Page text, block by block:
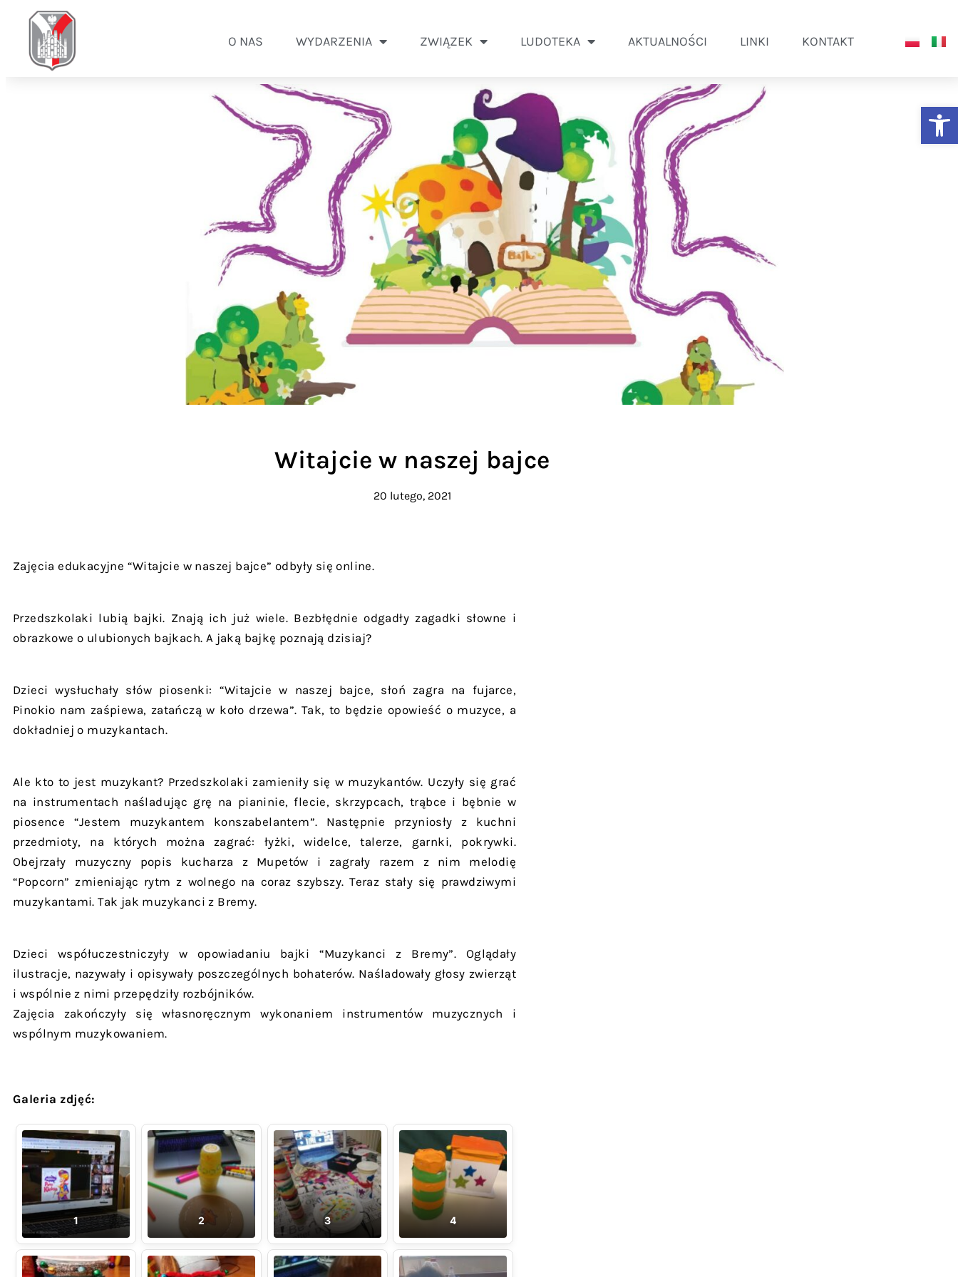
O NAS WYDARZENIA ZWIĄZEK LUDOTEKA AKTUALNOŚCI LINKI KONTAKT
Witajcie w naszej bajce
20 lutego, 2021
Zajęcia edukacyjne “Witajcie w naszej bajce” odbyły się online.
Przedszkolaki lubią bajki. Znają ich już wiele. Bezbłędnie odgadły zagadki słowne i
obrazkowe o ulubionych bajkach. A jaką bajkę poznają dzisiaj?
Dzieci wysłuchały słów piosenki: “Witajcie w naszej bajce, słoń zagra na fujarce,
Pinokio nam zaśpiewa, zatańczą w koło drzewa”. Tak, to będzie opowieść o muzyce, a
dokładniej o muzykantach.
Ale kto to jest muzykant? Przedszkolaki zamieniły się w muzykantów. Uczyły się grać
na instrumentach naśladując grę na pianinie, flecie, skrzypcach, trąbce i bębnie w
piosence “Jestem muzykantem konszabelantem”. Następnie przyniosły z kuchni
przedmioty, na których można zagrać: łyżki, widelce, talerze, garnki, pokrywki.
Obejrzały muzyczny popis kucharza z Mupetów i zagrały razem z nim melodię
“Popcorn” zmieniając rytm z wolnego na coraz szybszy. Teraz stały się prawdziwymi
muzykantami. Tak jak muzykanci z Bremy.
Dzieci współuczestniczyły w opowiadaniu bajki “Muzykanci z Bremy”. Oglądały
ilustracje, nazywały i opisywały poszczególnych bohaterów. Naśladowały głosy zwierząt
i wspólnie z nimi przepędziły rozbójników.
Zajęcia zakończyły się własnoręcznym wykonaniem instrumentów muzycznych i
wspólnym muzykowaniem.
Galeria zdjęć:
1 2 3 4